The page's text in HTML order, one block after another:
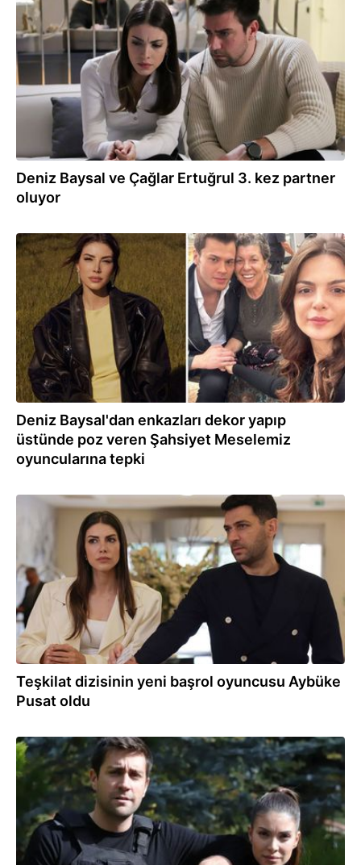
29.06.2024
Deniz Baysal ve Çağlar Ertuğrul 3. kez partner
oluyor
13.11.2023
Deniz Baysal'dan enkazları dekor yapıp
üstünde poz veren Şahsiyet Meselemiz
oyuncularına tepki
07.09.2023
Teşkilat dizisinin yeni başrol oyuncusu Aybüke
Pusat oldu
24.08.2023